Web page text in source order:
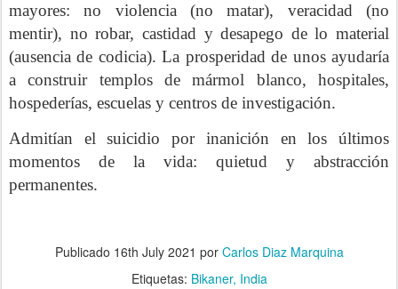
mayores: no violencia (no matar), veracidad (no
mentir), no robar, castidad y desapego de lo material
(ausencia de codicia). La prosperidad de unos ayudaría
a construir templos de mármol blanco, hospitales,
hospederías, escuelas y centros de investigación.
Admitían el suicidio por inanición en los últimos
momentos de la vida: quietud y abstracción
permanentes.
Publicado 16th July 2021 por Carlos Diaz Marquina
Etiquetas: Bikaner India